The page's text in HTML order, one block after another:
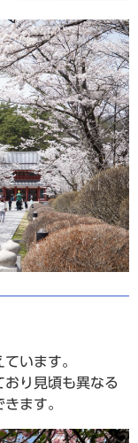
います。
り見頃も異なる
ます。